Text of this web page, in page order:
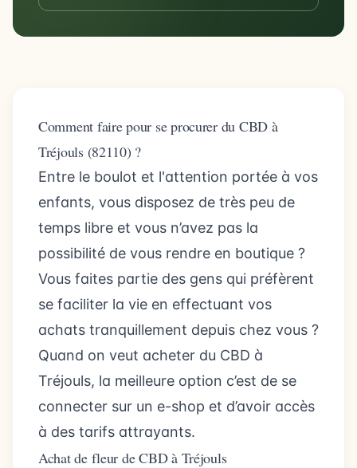
Comment faire pour se procurer du CBD à
Tréjouls (82110) ?
Entre le boulot et l'attention portée à vos
enfants, vous disposez de très peu de
temps libre et vous n’avez pas la
possibilité de vous rendre en boutique ?
Vous faites partie des gens qui préfèrent
se faciliter la vie en effectuant vos
achats tranquillement depuis chez vous ?
Quand on veut acheter du CBD à
Tréjouls, la meilleure option c’est de se
connecter sur un e-shop et d’avoir accès
à des tarifs attrayants.
Achat de fleur de CBD à Tréjouls